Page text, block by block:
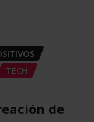
TECH
de